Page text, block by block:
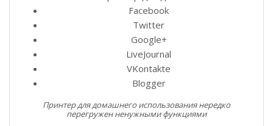
Facebook
Twitter
Google+
LiveJournal
VKontakte
Blogger
Принтер для домашнего использования нередко
перегружен ненужными функциями